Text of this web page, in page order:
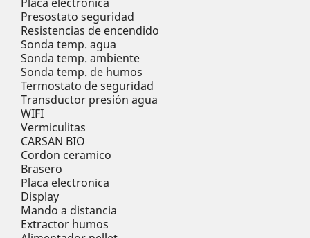
Presostato seguridad
Resistencias de encendido
Sonda temp. agua
Sonda temp. ambiente
Sonda temp. de humos
Termostato de seguridad
Transductor presión agua
WIFI
Vermiculitas
CARSAN BIO
Cordon ceramico
Brasero
Placa electronica
Display
Mando a distancia
Extractor humos